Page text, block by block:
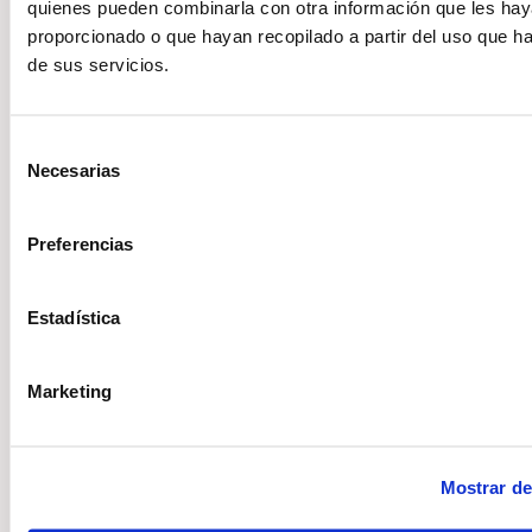
quienes pueden combinarla con otra información que les
proporcionado o que hayan recopilado a partir del uso que
de sus servicios.
Necesarias
Preferencias
Estadística
Marketing
Mostrar
Egipcio es una técnica de sanación energética
que ayuda a equilibrar el campo energético y
favorecer el bienestar físico, emocional y
Reiki Egipcio 888 para Activar la